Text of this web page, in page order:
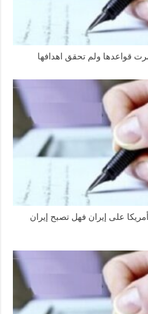
قواعدها ولم تحقق اهدافها
على إيران فهل تصبح إيران